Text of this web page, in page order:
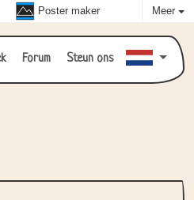
Poster maker Meer
Forum Steun ons